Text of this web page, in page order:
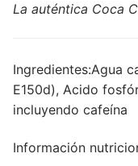
La auténtica Coca
Ingredientes:Agua
E150d), Acido
incluyendo cafeína
Información